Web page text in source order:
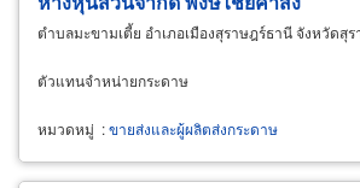
ตำบลมะขามเตี้ย อำเภอเมืองสุราษฎร์ธานี จังหวัดสุ
ตัวแทนจำหน่ายกระดาษ
หมวดหมู่ :ขายส่งและผู้ผลิตส่งกระดาษ